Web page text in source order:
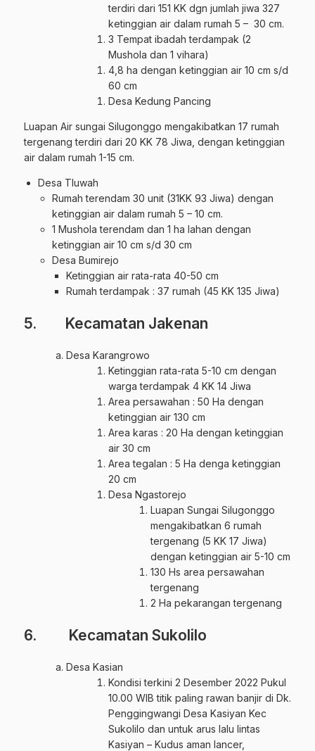
terdiri dari 151 KK dgn jumlah jiwa 327
ketinggian air dalam rumah 5 – 30 cm.
3 Tempat ibadah terdampak (2
Mushola dan 1 vihara)
4,8 ha dengan ketinggian air 10 cm s/d
60 cm
Desa Kedung Pancing
Luapan Air sungai Silugonggo mengakibatkan 17 rumah
tergenang terdiri dari 20 KK 78 Jiwa, dengan ketinggian
air dalam rumah 1-15 cm.
Desa Tluwah
Rumah terendam 30 unit (31KK 93 Jiwa) dengan
ketinggian air dalam rumah 5 – 10 cm.
1 Mushola terendam dan 1 ha lahan dengan
ketinggian air 10 cm s/d 30 cm
Desa Bumirejo
Ketinggian air rata-rata 40-50 cm
Rumah terdampak : 37 rumah (45 KK 135 Jiwa)
5. Kecamatan Jakenan
Desa Karangrowo
Ketinggian rata-rata 5-10 cm dengan
warga terdampak 4 KK 14 Jiwa
Area persawahan : 50 Ha dengan
ketinggian air 130 cm
Area karas : 20 Ha dengan ketinggian
air 30 cm
Area tegalan : 5 Ha denga ketinggian
20 cm
Desa Ngastorejo
Luapan Sungai Silugonggo
mengakibatkan 6 rumah
tergenang (5 KK 17 Jiwa)
dengan ketinggian air 5-10 cm
130 Hs area persawahan
tergenang
2 Ha pekarangan tergenang
6. Kecamatan Sukolilo
Desa Kasian
Kondisi terkini 2 Desember 2022 Pukul
10.00 WIB titik paling rawan banjir di Dk.
Penggingwangi Desa Kasiyan Kec
Sukolilo dan untuk arus lalu lintas
Kasiyan – Kudus aman lancer,